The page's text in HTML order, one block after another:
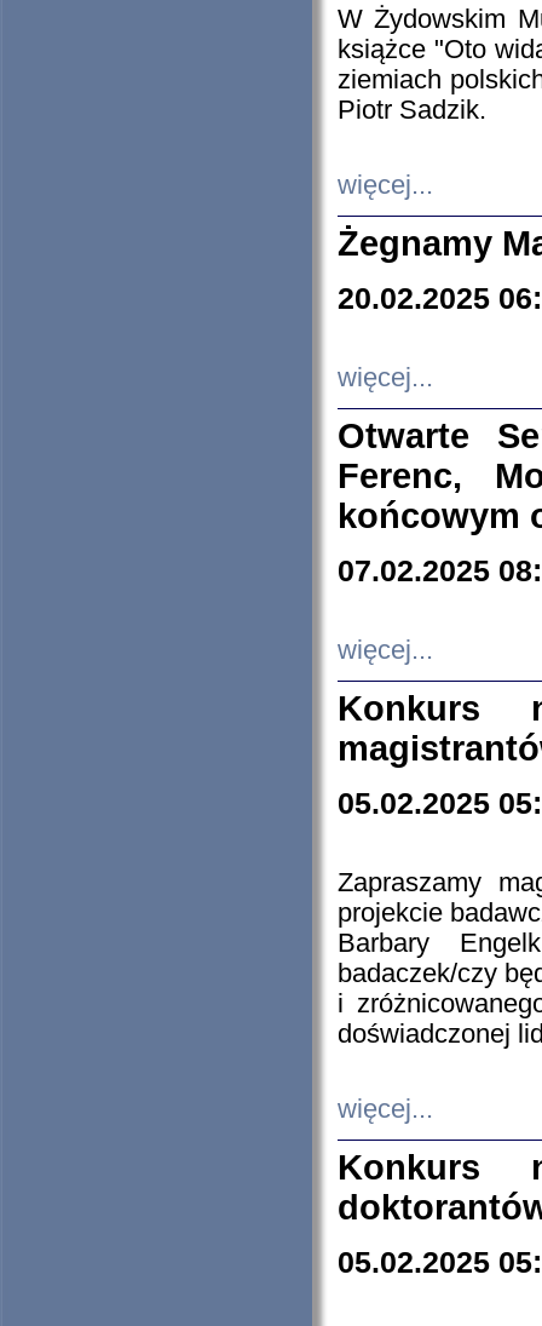
W Żydowskim
książce "Oto
ziemiach
Piotr Sadzik.
więcej...
Żegnamy
20.02.2025
więcej...
Otwarte
Ferenc,
końcowym
07.02.2025
więcej...
Konkurs
05.02.2025
Zapraszamy
projekcie
Barbary
badaczek/czy
i
doświadczonej
więcej...
Konkurs
05.02.2025